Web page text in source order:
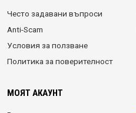
Често задавани въпроси
Anti-Scam
Условия за ползване
Политика за поверителност
МОЯТ АКАУНТ